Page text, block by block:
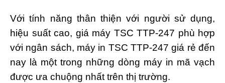
Với tính năng thân thiện với người sử dụng,
hiệu suất cao, giá máy TSC TTP-247 phù hợp
với ngân sách, máy in TSC TTP-247 giá rẻ đến
nay là một trong những dòng máy in mã vạch
được ưa chuộng nhất trên thị trường.